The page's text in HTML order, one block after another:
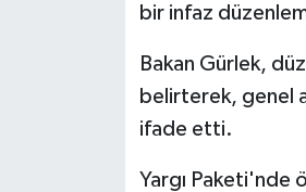
bir infaz
Bakan Gürlek,
belirterek, genel
ifade etti.
Yargı Paketi'nde